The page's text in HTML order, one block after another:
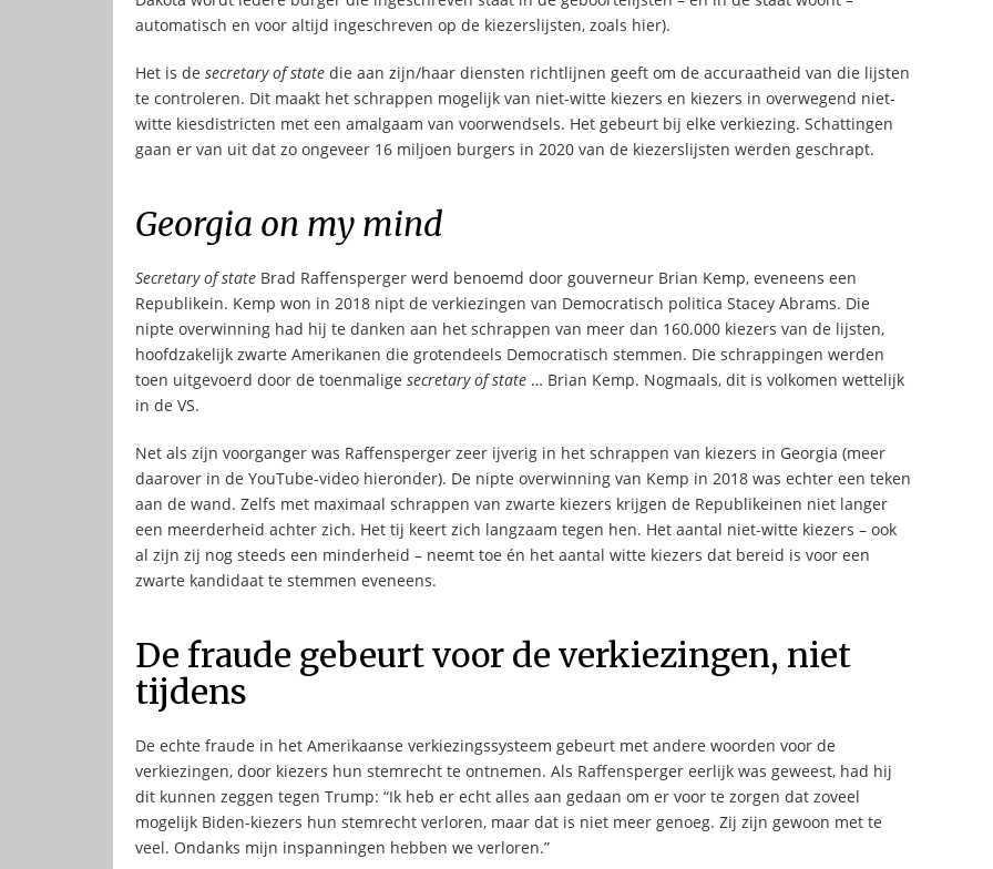
automatisch en voor altijd ingeschreven op de kiezerslijsten, zoals hier).
Het is de secretary of state die aan zijn/haar diensten richtlijnen geeft om de accuraatheid van die lijsten
te controleren. Dit maakt het schrappen mogelijk van niet-witte kiezers en kiezers in overwegend niet-
witte kiesdistricten met een amalgaam van voorwendsels. Het gebeurt bij elke verkiezing. Schattingen
gaan er van uit dat zo ongeveer 16 miljoen burgers in 2020 van de kiezerslijsten werden geschrapt.
Georgia on my mind
Secretary of state Brad Raffensperger werd benoemd door gouverneur Brian Kemp, eveneens een
Republikein. Kemp won in 2018 nipt de verkiezingen van Democratisch politica Stacey Abrams. Die
nipte overwinning had hij te danken aan het schrappen van meer dan 160.000 kiezers van de lijsten,
hoofdzakelijk zwarte Amerikanen die grotendeels Democratisch stemmen. Die schrappingen werden
toen uitgevoerd door de toenmalige secretary of state … Brian Kemp. Nogmaals, dit is volkomen wettelijk
in de VS.
Net als zijn voorganger was Raffensperger zeer ijverig in het schrappen van kiezers in Georgia (meer
daarover in de YouTube-video hieronder). De nipte overwinning van Kemp in 2018 was echter een teken
aan de wand. Zelfs met maximaal schrappen van zwarte kiezers krijgen de Republikeinen niet langer
een meerderheid achter zich. Het tij keert zich langzaam tegen hen. Het aantal niet-witte kiezers – ook
al zijn zij nog steeds een minderheid – neemt toe én het aantal witte kiezers dat bereid is voor een
zwarte kandidaat te stemmen eveneens.
De fraude gebeurt voor de verkiezingen, niet
tijdens
De echte fraude in het Amerikaanse verkiezingssysteem gebeurt met andere woorden voor de
verkiezingen, door kiezers hun stemrecht te ontnemen. Als Raffensperger eerlijk was geweest, had hij
dit kunnen zeggen tegen Trump: “Ik heb er echt alles aan gedaan om er voor te zorgen dat zoveel
mogelijk Biden-kiezers hun stemrecht verloren, maar dat is niet meer genoeg. Zij zijn gewoon met te
veel. Ondanks mijn inspanningen hebben we verloren.”